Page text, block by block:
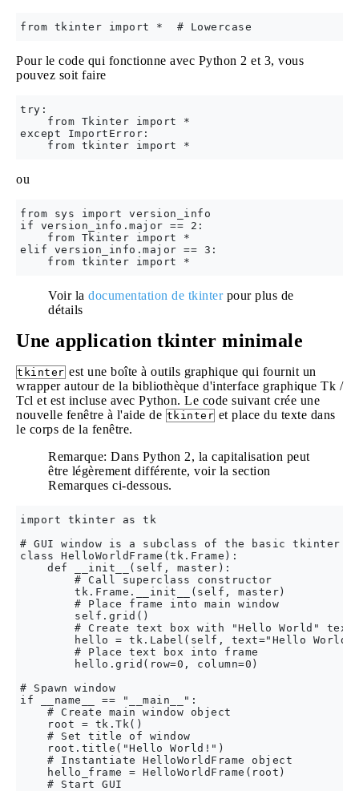
Pour le code qui fonctionne avec Python 2 et 3, vous
pouvez soit faire
try:
    from Tkinter import *
except ImportError:
ou
from sys import version_info
if version_info.major == 2:
    from Tkinter import *
elif version_info.major == 3:
Voir la documentation de tkinterpour plus de
détails
Une application tkinter minimale
tkinter est une boîte à outils graphique qui fournit un
wrapper autour de la bibliothèque d'interface graphique Tk /
Tcl et est incluse avec Python. Le code suivant crée une
nouvelle fenêtre à l'aide de tkinter et place du texte dans
le corps de la fenêtre.
Remarque: Dans Python 2, la capitalisation peut
être légèrement différente, voir la section
Remarques ci-dessous.
import tkinter as tk
# GUI window is a subclass of the basic tkinter
class HelloWorldFrame(tk.Frame):
    def __init__(self, master):
        # Call superclass constructor
        tk.Frame.__init__(self, master)
        # Place frame into main window
        self.grid()
        # Create text box with "Hello World" text
hello = tk.Label(self, text="Hello
        # Place text box into frame
        hello.grid(row=0, column=0)
# Spawn window
if __name__ == "__main__":
    # Create main window object
    root = tk.Tk()
    # Set title of window
    root.title("Hello World!")
    # Instantiate HelloWorldFrame object
    hello_frame = HelloWorldFrame(root)
    # Start GUI